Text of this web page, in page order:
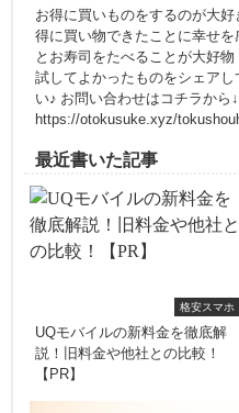
お得に買いものをするのが大
得に買い物できたことに幸せ
とお寿司をたべることが大好
試してよかったものをシェア
い♪ お問い合わせはコチラから
https://otokusuke.xyz/
最近書いた記事
格安スマホ
UQモバイルの新料金を徹底解
説！旧料金や他社との比較！
【PR】